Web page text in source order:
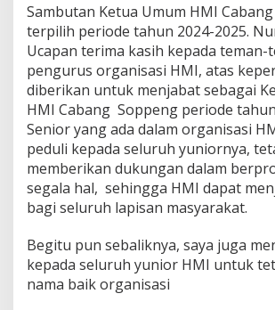
Sambutan Ketua Umum HMI
terpilih periode tahun 2024-2025.
Ucapan terima kasih kepada teman-
pengurus organisasi HMI, atas
diberikan untuk menjabat sebagai
HMI Cabang Soppeng periode
Senior yang ada dalam organisasi
peduli kepada seluruh yuniornya,
memberikan dukungan dalam
segala hal, sehingga HMI dapat
bagi seluruh lapisan masyarakat.
Begitu pun sebaliknya, saya juga
kepada seluruh yunior HMI untuk
nama baik organisasi